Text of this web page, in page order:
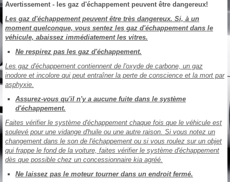
Avertissement - les gaz d'échappement peuvent être dangereux!
Les gaz d'échappement peuvent être très dangereux. Si, à un
moment quelconque, vous sentez les gaz d'échappement dans le
véhicule, abaissez immédiatement les vitres.
Ne respirez pas les gaz d'échappement.
Les gaz d'échappement contiennent de l'oxyde de carbone, un gaz
inodore et incolore qui peut entraîner la perte de conscience et la mort par
asphyxie.
Assurez-vous qu'il n'y a aucune fuite dans le système
d'échappement.
Faites vérifier le système d'échappement chaque fois que le véhicule est
soulevé pour une vidange d'huile ou une autre raison. Si vous notez un
changement dans le son de l'échappement ou si vous roulez sur un objet
qui frappe le fond de la voiture, faites vérifier le système d'échappement
dès que possible chez un concessionnaire kia agréé.
Ne laissez pas le moteur tourner dans un endroit fermé.